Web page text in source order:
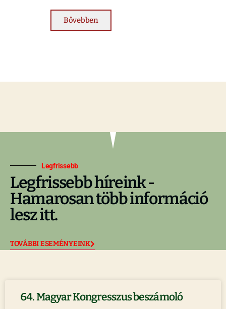
Bővebben
Legfrissebb
Legfrissebb híreink -
Hamarosan több információ
lesz itt.
TOVÁBBI ESEMÉNYEINK
64. Magyar Kongresszus beszámoló